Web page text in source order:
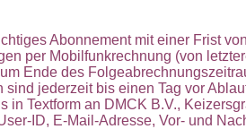
Abonnement mit einer Frist
per Mobilfunkrechnung (von
Ende des
jederzeit bis einen Tag vor
Textform an DMCK B.V.,
ID, E-Mail-Adresse, Vor- und